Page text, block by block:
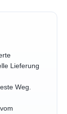
Lieferung
Weg.